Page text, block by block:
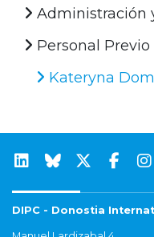
Administración
Personal Previo
Kateryna
DIPC - Donostia